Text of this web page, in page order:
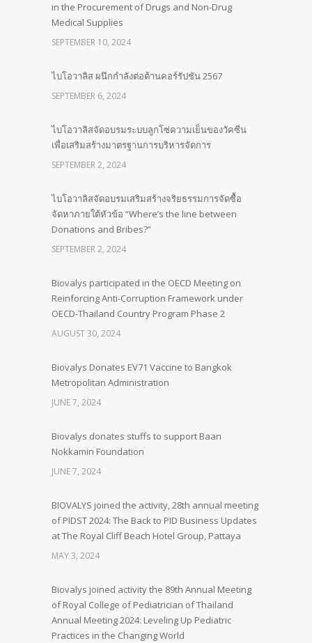
in the Procurement of Drugs and Non-Drug
Medical Supplies
SEPTEMBER 10, 2024
ไบโอวาลิส ผนึกกำลังต่อต้านคอร์รัปชัน 2567
SEPTEMBER 6, 2024
ไบโอวาลิสจัดอบรมระบบลูกโซ่ความเย็นของวัคซีน
เพื่อเสริมสร้างมาตรฐานการบริหารจัดการ
SEPTEMBER 2, 2024
ไบโอวาลิสจัดอบรมเสริมสร้างจริยธรรมการจัดซื้อ
จัดหาภายใต้หัวข้อ “Where’s the line between
Donations and Bribes?”
SEPTEMBER 2, 2024
Biovalys participated in the OECD Meeting on
Reinforcing Anti-Corruption Framework under
OECD-Thailand Country Program Phase 2
AUGUST 30, 2024
Biovalys Donates EV71 Vaccine to Bangkok
Metropolitan Administration
JUNE 7, 2024
Biovalys donates stuffs to support Baan
Nokkamin Foundation
JUNE 7, 2024
BIOVALYS joined the activity, 28th annual meeting
of PIDST 2024: The Back to PID Business Updates
at The Royal Cliff Beach Hotel Group, Pattaya
MAY 3, 2024
Biovalys joined activity the 89th Annual Meeting
of Royal College of Pediatrician of Thailand
Annual Meeting 2024: Leveling Up Pediatric
Practices in the Changing World